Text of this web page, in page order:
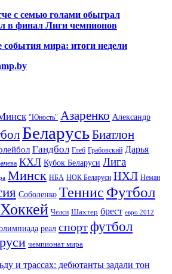
с семью голами обыграл
в финал Лиги чемпионов
мира: итоги недели
"Юность" Азаренко Александр
БеларусьБиатлон
Гандбол Глеб Грабовский Дарья
КХЛ Кубок Беларуси Лига
Минск НБА НОК Беларуси НХЛ Неман
Соболенко Теннис Футбол
Хоккей Челси Шахтер брест евро 2012
реал спортфутбол
чемпионат мира
и трассах: дебютанты задали тон